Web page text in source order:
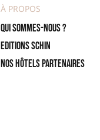
À PROPOS
Qui sommes-nous ?
Editions SCHIN
Nos hôtels partenaires